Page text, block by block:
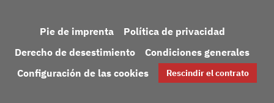
Pie de imprenta
Política de privacidad
Derecho de desestimiento
Condiciones generales
Configuración de las cookies
Rescindir el contrato